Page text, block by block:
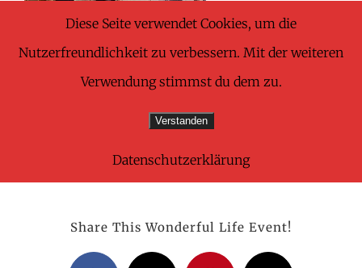
Share This Wonderful Life Event!
Diese Seite verwendet Cookies, um die
Nutzerfreundlichkeit zu verbessern. Mit der weiteren
Verwendung stimmst du dem zu.
Verstanden
Datenschutzerklärung